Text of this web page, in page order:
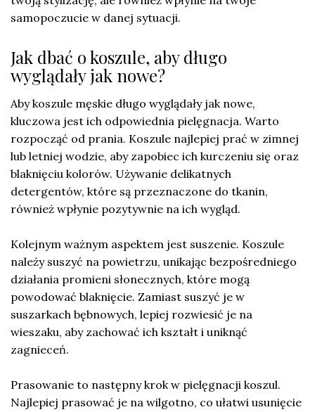
samopoczucie w danej sytuacji.
Jak dbać o koszule, aby długo
wyglądały jak nowe?
Aby koszule męskie długo wyglądały jak nowe,
kluczowa jest ich odpowiednia pielęgnacja. Warto
rozpocząć od prania. Koszule najlepiej prać w zimnej
lub letniej wodzie, aby zapobiec ich kurczeniu się oraz
blaknięciu kolorów. Używanie delikatnych
detergentów, które są przeznaczone do tkanin,
również wpłynie pozytywnie na ich wygląd.
Kolejnym ważnym aspektem jest suszenie. Koszule
należy suszyć na powietrzu, unikając bezpośredniego
działania promieni słonecznych, które mogą
powodować blaknięcie. Zamiast suszyć je w
suszarkach bębnowych, lepiej rozwiesić je na
wieszaku, aby zachować ich kształt i uniknąć
zagnieceń.
Prasowanie to następny krok w pielęgnacji koszul.
Najlepiej prasować je na wilgotno, co ułatwi usunięcie